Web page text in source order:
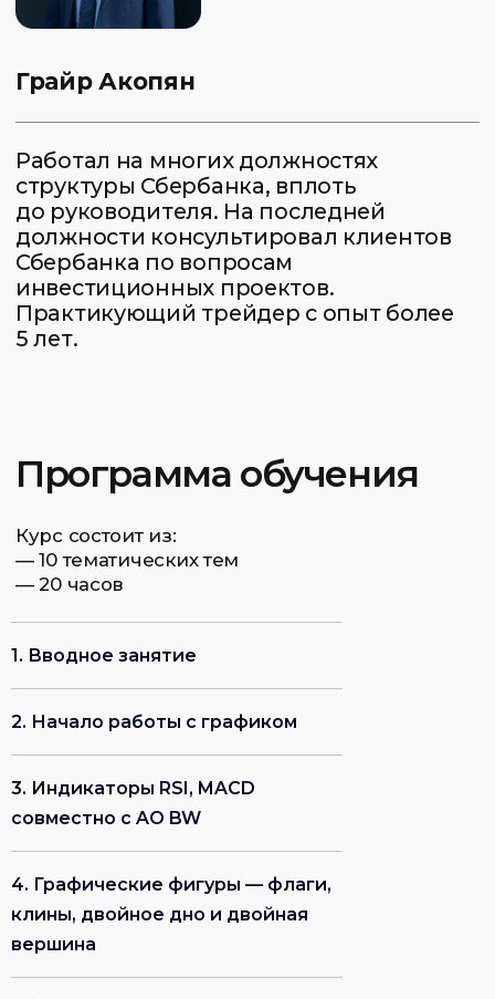
1. Вводное занятие
2. Начало работы с графиком
3. Индикаторы RSI, MACD
совместно с AO BW
4. Графические фигуры — флаги,
клины, двойное дно и двойная
вершина
Удобное мобильное
приложение
04.
Все уроки теперь и в мобильном
приложении. Занимайся когда удобно,
получай обратную связь от преподавателей
и следи за расписанием не отрываясь
от повседневной жизни.
Получить консультацию
и составление личного
инвестиционного плана